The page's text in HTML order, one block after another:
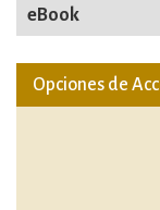
eBook
Opciones de